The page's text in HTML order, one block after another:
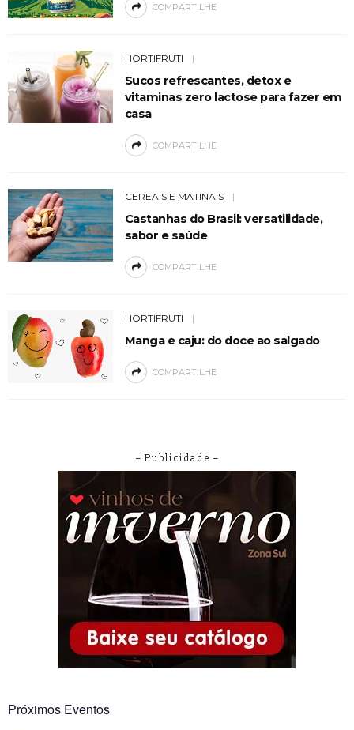
COMPARTILHE
HORTIFRUTI
Sucos refrescantes, detox e
vitaminas zero lactose para fazer em
casa
COMPARTILHE
CEREAIS E MATINAIS
Castanhas do Brasil: versatilidade,
sabor e saúde
COMPARTILHE
HORTIFRUTI
Manga e caju: do doce ao salgado
COMPARTILHE
– Publicidade –
Próximos Eventos